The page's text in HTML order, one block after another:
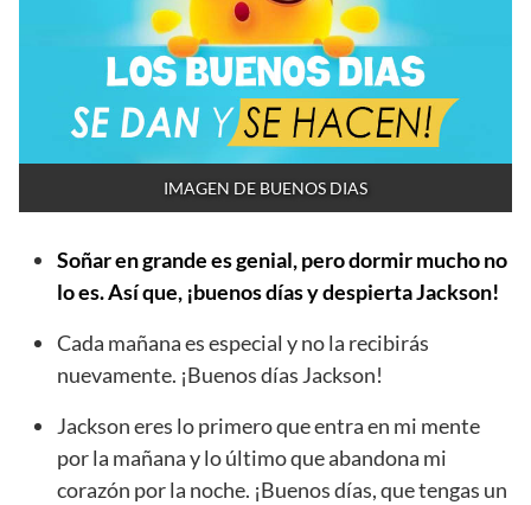
IMAGEN DE BUENOS DIAS
Soñar en grande es genial, pero dormir mucho no
lo es. Así que, ¡buenos días y despierta Jackson!
Cada mañana es especial y no la recibirás
nuevamente. ¡Buenos días Jackson!
Jackson eres lo primero que entra en mi mente
por la mañana y lo último que abandona mi
corazón por la noche. ¡Buenos días, que tengas un